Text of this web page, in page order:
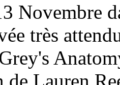
Novembre
très
de Lauren